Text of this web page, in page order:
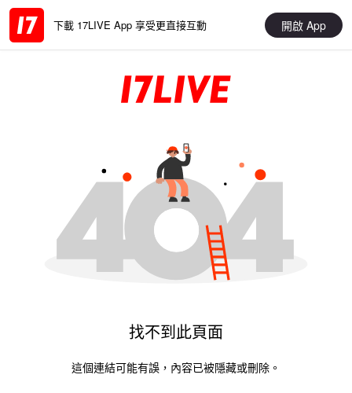
下載 17LIVE App 享受更直接互動 開啟 App
找不到此頁面
這個連結可能有誤，內容已被隱藏或刪除。